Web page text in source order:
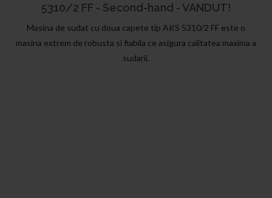
5310/2 FF - Second-hand - VANDUT!
Masina de sudat cu doua capete tip AKS 5310/2 FF este o
masina extrem de robusta si fiabila ce asigura calitatea maxima a
sudarii.